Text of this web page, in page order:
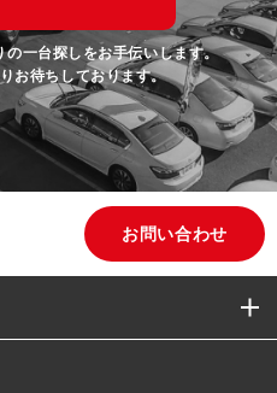
一台探しをお手伝いします。
お待ちしております。
お問い合わせ